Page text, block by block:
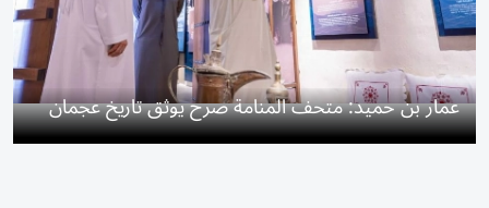
عمار بن حميد: متحف المنامة صرح يوثق تاريخ عجمان